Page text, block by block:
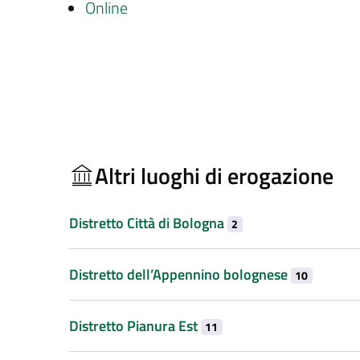
Online
Altri luoghi di erogazione
Distretto Città di Bologna 2
Distretto dell’Appennino bolognese 10
Distretto Pianura Est 11